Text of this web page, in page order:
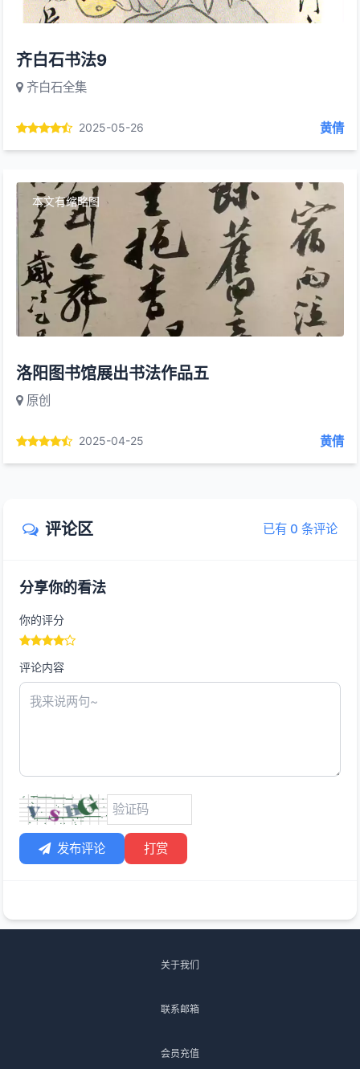
齐白石书法9
齐白石全集
2025-05-26 黄倩
本文有缩略图
洛阳图书馆展出书法作品五
原创
2025-04-25 黄倩
评论区 已有 0 条评论
分享你的看法
你的评分
评论内容
发布评论 打赏
关于我们
联系邮箱
会员充值